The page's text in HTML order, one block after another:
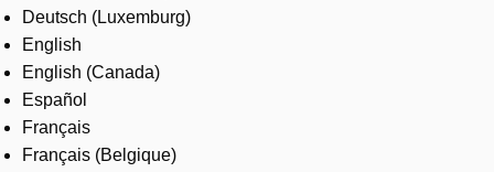
Contact us
Careers
Deutsch (Luxemburg)
English
English (Canada)
Español
Français
Français (Belgique)